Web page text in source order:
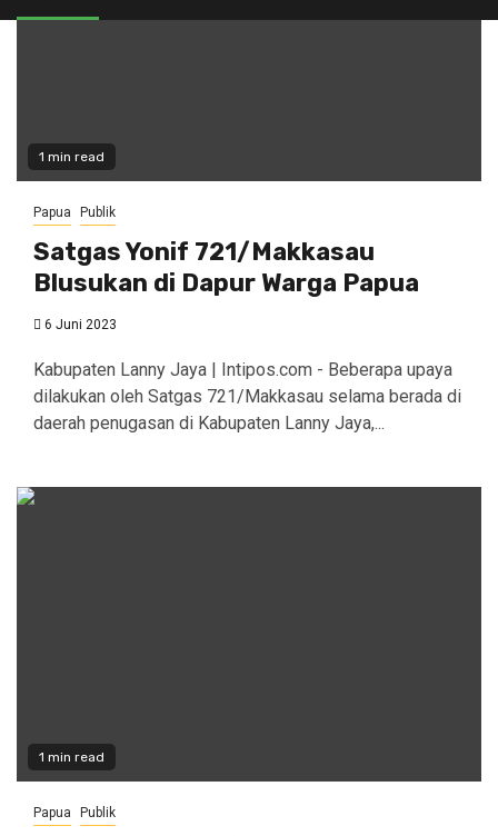
1 min read
Papua Publik
Satgas Yonif 721/Makkasau
Blusukan di Dapur Warga Papua
6 Juni 2023
Kabupaten Lanny Jaya | Intipos.com - Beberapa upaya
dilakukan oleh Satgas 721/Makkasau selama berada di
daerah penugasan di Kabupaten Lanny Jaya,...
1 min read
Papua Publik